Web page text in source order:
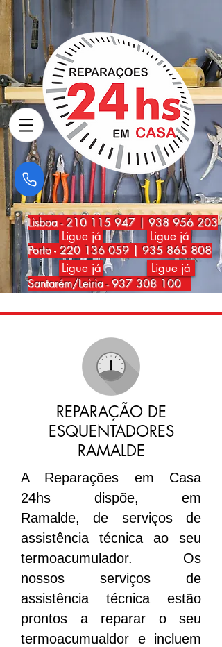
Ligue já Ligue já
Lisboa-210 115 947|938 956 203
Porto- 220 136 059 |935 865 808
Santarém/Leiria -937 308 100
Ligue já Ligue já
REPARAÇÃO DE
ESQUENTADORES
RAMALDE
A Reparações em Casa
24hs dispõe, em
Ramalde, de serviços de
assistência técnica ao seu
termoacumulador. Os
nossos serviços de
assistência técnica estão
prontos a reparar o seu
termoacumualdor e incluem